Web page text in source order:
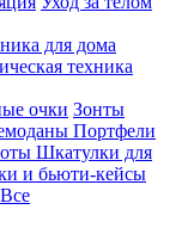
для дома
техника
очки Зонты
Портфели
Шкатулки для
и бьюти-кейсы
Все